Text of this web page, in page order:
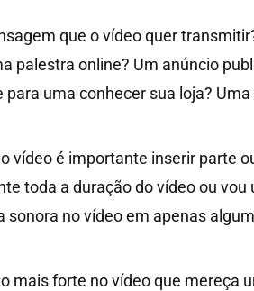
que o vídeo quer
palestra online? Um anúncio
para uma conhecer sua loja?
vídeo é importante inserir parte
toda a duração do vídeo ou
sonora no vídeo em apenas
mais forte no vídeo que mereça